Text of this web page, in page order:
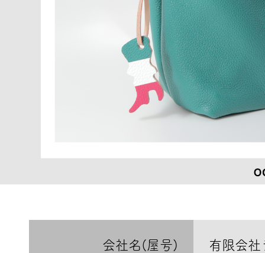
会社名(屋号) 有限会社